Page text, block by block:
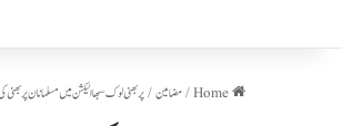
/مضامین/پربھنی لوک سبھا الیکشن میں مسلمانان پر